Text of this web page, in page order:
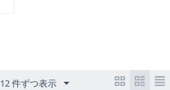
12 件ずつ表示